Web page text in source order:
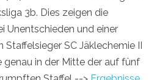
3b. Dies zeigen die
Unentschieden und einer
Staffelsieger SC Jäklechemie II
genau in der Mitte der auf fünf